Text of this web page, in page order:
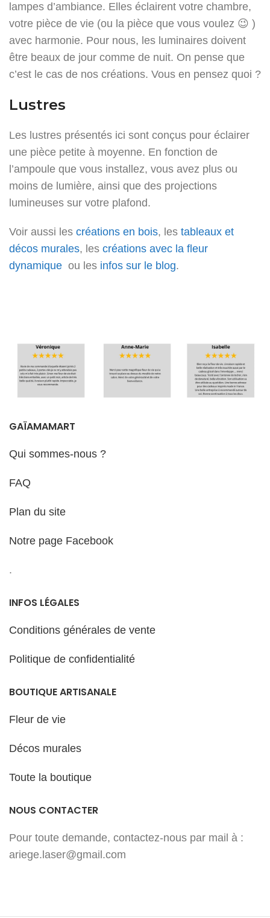
lampes d’ambiance. Elles éclairent votre chambre,
votre pièce de vie (ou la pièce que vous voulez 😉 )
avec harmonie. Pour nous, les luminaires doivent
être beaux de jour comme de nuit. On pense que
c’est le cas de nos créations. Vous en pensez quoi ?
Lustres
Les lustres présentés ici sont conçus pour éclairer
une pièce petite à moyenne. En fonction de
l’ampoule que vous installez, vous avez plus ou
moins de lumière, ainsi que des projections
lumineuses sur votre plafond.
Voir aussi les créations en bois, les tableaux et
décos murales, les créations avec la fleur
dynamique ou les infos sur le blog.
GAÏAMAMART
Qui sommes-nous ?
FAQ
Plan du site
Notre page Facebook
.
INFOS LÉGALES
Conditions générales de vente
Politique de confidentialité
BOUTIQUE ARTISANALE
Fleur de vie
Décos murales
Toute la boutique
NOUS CONTACTER
Pour toute demande, contactez-nous par mail à :
ariege.laser@gmail.com